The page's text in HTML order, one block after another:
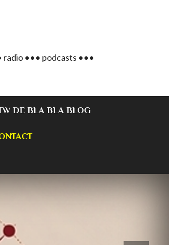
••• podcasts •••
DE BLA BLA BLOG